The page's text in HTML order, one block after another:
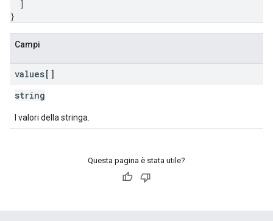
]
}
Campi
values[]
string
I valori della stringa.
Questa pagina è stata utile?